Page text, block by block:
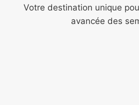
Votre destination unique
avancée des